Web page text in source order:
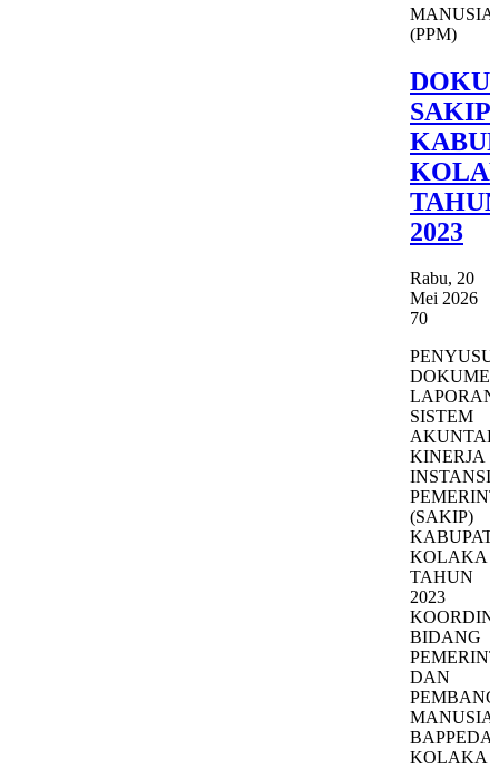
MANUSIA
(PPM)
SAKIP
2023
Rabu, 20
Mei 2026
70
LAPORAN
SISTEM
KINERJA
INSTANSI
(SAKIP)
KOLAKA
TAHUN
2023
BIDANG
DAN
MANUSIA
BAPPEDA
KOLAKA